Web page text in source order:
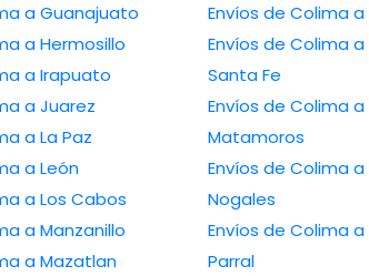
Envíos de Colima a Guanajuato
Envíos de Colima a Hermosillo
Envíos de Colima a Irapuato
Envíos de Colima a Juarez
Envíos de Colima a La Paz
Envíos de Colima a León
Envíos de Colima a Los Cabos
Envíos de Colima a Manzanillo
Envíos de Colima a Mazatlan
Envíos de Colima a Hacienda
Santa Fe
Envíos de Colima a Heroica
Matamoros
Envíos de Colima a Heroica
Nogales
Envíos de Colima a Hidalgo del
Parral